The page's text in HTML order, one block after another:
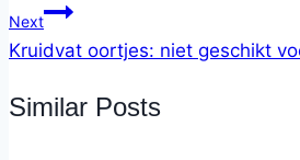
Next
Kruidvat oortjes: niet geschikt
Similar Posts